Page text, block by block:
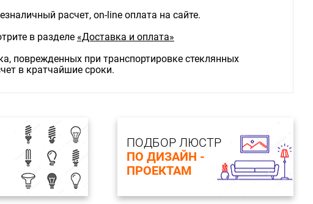
расчет, on-line оплата на сайте.
в разделе «Доставка и оплата»
поврежденных при транспортировке стеклянных
в кратчайшие сроки.
ПОДБОР ЛЮСТР
ПО ДИЗАЙН -
ПРОЕКТАМ